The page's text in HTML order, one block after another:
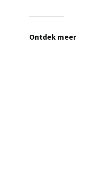
Ontdek meer